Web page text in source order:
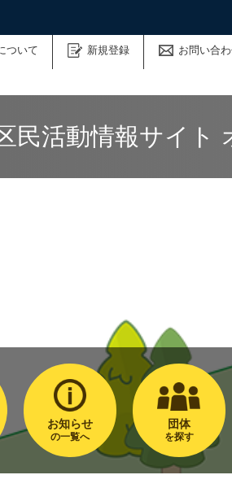
ついて 新規登録 お問い合
民活動情報サイト
お知らせ
の一覧へ
団体
を探す